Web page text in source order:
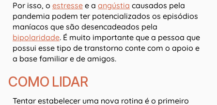
Por isso, o estresse e a angústia causados pela
pandemia podem ter potencializados os episódios
maníacos que são desencadeados pela
bipolaridade. É muito importante que a pessoa que
possui esse tipo de transtorno conte com o apoio e
a base familiar e de amigos.
COMO LIDAR
Tentar estabelecer uma nova rotina é o primeiro